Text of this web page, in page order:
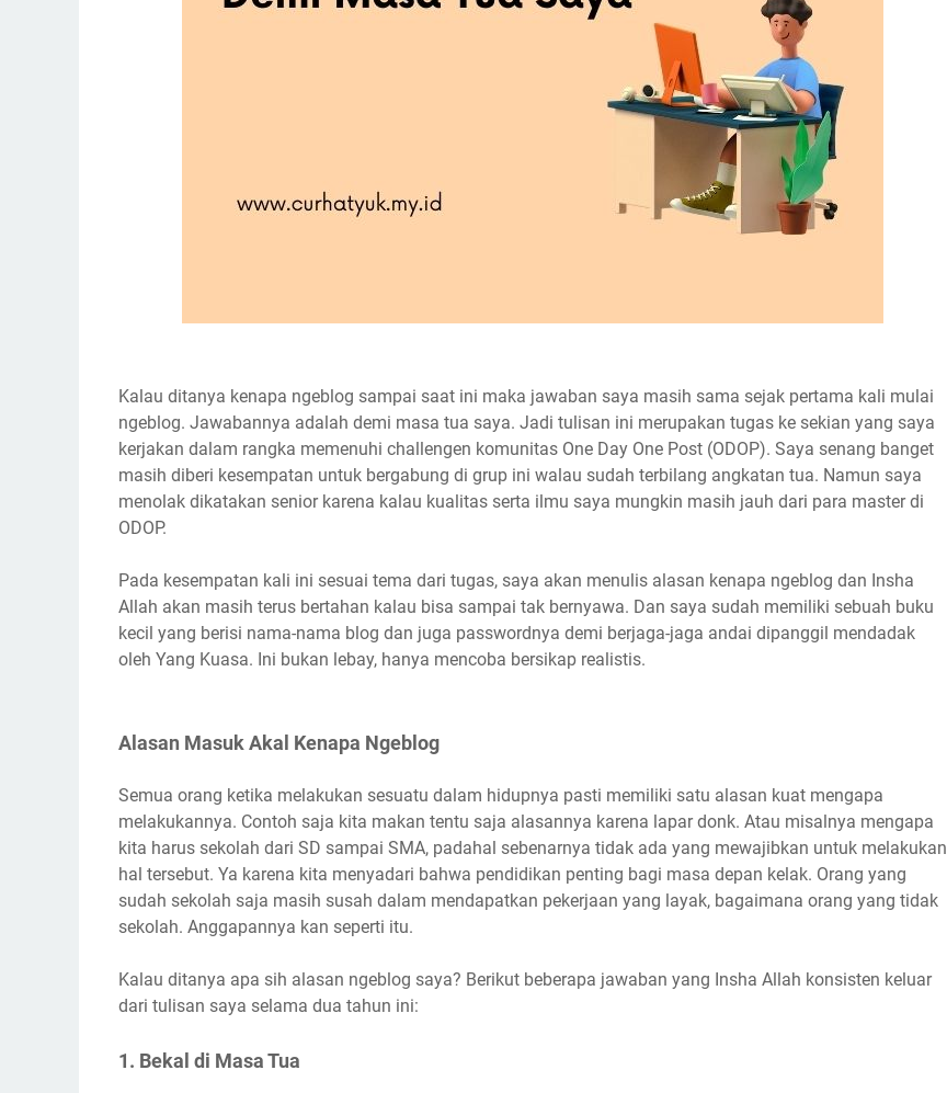
Kalau ditanya kenapa ngeblog sampai saat ini maka jawaban saya masih sama sejak pertama kali mulai
ngeblog. Jawabannya adalah demi masa tua saya. Jadi tulisan ini merupakan tugas ke sekian yang saya
kerjakan dalam rangka memenuhi challengen komunitas One Day One Post (ODOP). Saya senang banget
masih diberi kesempatan untuk bergabung di grup ini walau sudah terbilang angkatan tua. Namun saya
menolak dikatakan senior karena kalau kualitas serta ilmu saya mungkin masih jauh dari para master di
ODOP.
Pada kesempatan kali ini sesuai tema dari tugas, saya akan menulis alasan kenapa ngeblog dan Insha
Allah akan masih terus bertahan kalau bisa sampai tak bernyawa. Dan saya sudah memiliki sebuah buku
kecil yang berisi nama-nama blog dan juga passwordnya demi berjaga-jaga andai dipanggil mendadak
oleh Yang Kuasa. Ini bukan lebay, hanya mencoba bersikap realistis.
Alasan Masuk Akal Kenapa Ngeblog
Semua orang ketika melakukan sesuatu dalam hidupnya pasti memiliki satu alasan kuat mengapa
melakukannya. Contoh saja kita makan tentu saja alasannya karena lapar donk. Atau misalnya mengapa
kita harus sekolah dari SD sampai SMA, padahal sebenarnya tidak ada yang mewajibkan untuk melakukan
hal tersebut. Ya karena kita menyadari bahwa pendidikan penting bagi masa depan kelak. Orang yang
sudah sekolah saja masih susah dalam mendapatkan pekerjaan yang layak, bagaimana orang yang tidak
sekolah. Anggapannya kan seperti itu.
Kalau ditanya apa sih alasan ngeblog saya? Berikut beberapa jawaban yang Insha Allah konsisten keluar
dari tulisan saya selama dua tahun ini:
1. Bekal di Masa Tua